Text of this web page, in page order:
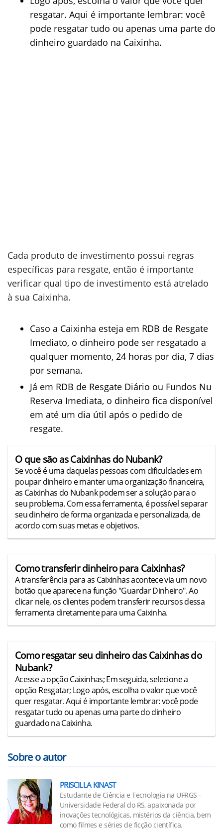
resgatar. Aqui é importante lembrar: você
pode resgatar tudo ou apenas uma parte do
dinheiro guardado na Caixinha.
Cada produto de investimento possui regras
específicas para resgate, então é importante
verificar qual tipo de investimento está atrelado
à sua Caixinha.
Caso a Caixinha esteja em RDB de Resgate
Imediato, o dinheiro pode ser resgatado a
qualquer momento, 24 horas por dia, 7 dias
por semana.
Já em RDB de Resgate Diário ou Fundos Nu
Reserva Imediata, o dinheiro fica disponível
em até um dia útil após o pedido de
resgate.
O que são as Caixinhas do Nubank?
Se você é uma daquelas pessoas com dificuldades em
poupar dinheiro e manter uma organização financeira,
as Caixinhas do Nubank podem ser a solução para o
seu problema. Com essa ferramenta, é possível separar
seu dinheiro de forma organizada e personalizada, de
acordo com suas metas e objetivos.
Como transferir dinheiro para Caixinhas?
A transferência para as Caixinhas acontece via um novo
botão que aparece na função "Guardar Dinheiro". Ao
clicar nele, os clientes podem transferir recursos dessa
ferramenta diretamente para uma Caixinha.
Como resgatar seu dinheiro das Caixinhas do
Nubank?
Acesse a opção Caixinhas; Em seguida, selecione a
opção Resgatar; Logo após, escolha o valor que você
quer resgatar. Aqui é importante lembrar: você pode
resgatar tudo ou apenas uma parte do dinheiro
guardado na Caixinha.
Sobre o autor
PRISCILLA KINAST
Estudante de Ciência e Tecnologia na UFRGS -
Universidade Federal do RS, apaixonada por
inovações tecnológicas, mistérios da ciência, bem
como filmes e séries de ficção científica.